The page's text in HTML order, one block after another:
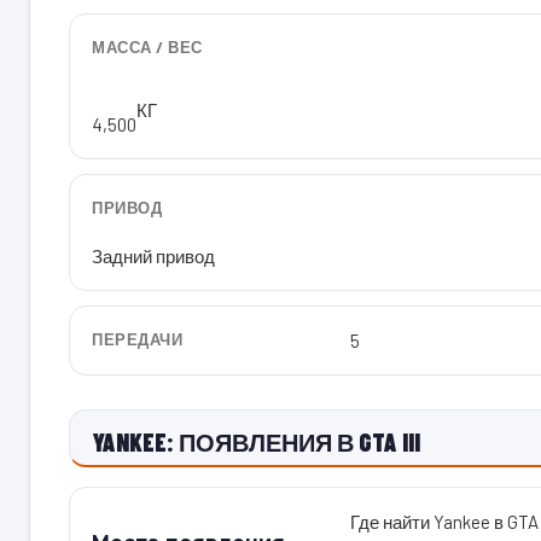
МАССА / ВЕС
4,500
КГ
ПРИВОД
Задний привод
ПЕРЕДАЧИ 5
YANKEE: ПОЯВЛЕНИЯ В GTA III
Где найти Yankee в